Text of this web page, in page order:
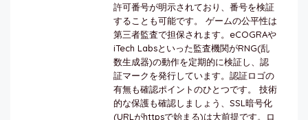
許可番号が明示されており、番号を検証
することも可能です。 ゲームの公平性は
第三者監査で担保されます。eCOGRAや
iTech Labsといった監査機関がRNG(乱
数生成器)の動作を定期的に検証し、認
証マークを発行しています。認証ロゴの
有無も確認ポイントのひとつです。 技術
的な保護も確認しましょう、SSL暗号化
(URLがhttpsで始まる)は大前提です。ロ